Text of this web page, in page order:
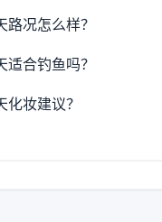
路况怎么样？
适合钓鱼吗？
化妆建议？